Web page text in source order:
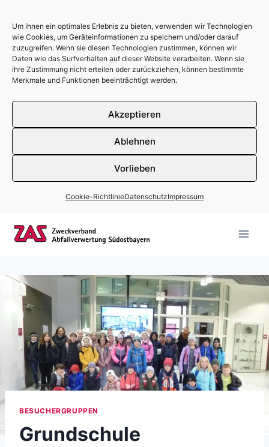
Um ihnen ein optimales Erlebnis zu bieten, verwenden wir Technologien
wie Cookies, um Geräteinformationen zu speichern und/oder darauf
zuzugreifen. Wenn sie diesen Technologien zustimmen, können wir
Daten wie das Surfverhalten auf dieser Website verarbeiten. Wenn sie
ihre Zustimmung nicht erteilen oder zurückziehen, können bestimmte
Merkmale und Funktionen beeinträchtigt werden.
Akzeptieren
Ablehnen
Vorlieben
Cookie-RichtlinieDatenschutzImpressum
BESUCHERGRUPPEN
Grundschule